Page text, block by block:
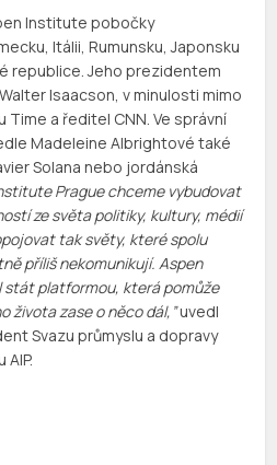
Institute pobočky
Itálii, Rumunsku, Japonsku
republice. Jeho prezidentem
Isaacson, v minulosti mimo
a ředitel CNN. Ve správní
Madeleine Albrightové také
Solana nebo jordánská
Prague chceme vybudovat
ze světa politiky, kultury, médií
tak světy, které spolu
příliš nekomunikují. Aspen
stát platformou, která pomůže
života zase o něco dál,”uvedl
Svazu průmyslu a dopravy